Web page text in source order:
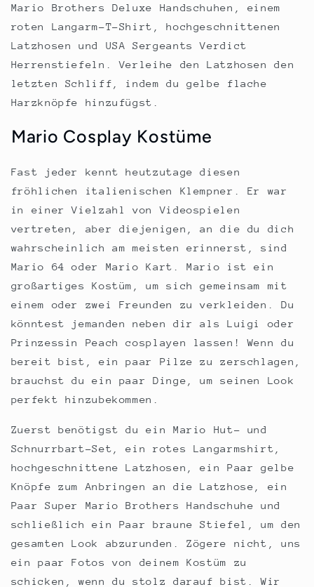
Mario Brothers Deluxe Handschuhen, einem
roten Langarm-T-Shirt, hochgeschnittenen
Latzhosen und USA Sergeants Verdict
Herrenstiefeln. Verleihe den Latzhosen den
letzten Schliff, indem du gelbe flache
Harzknöpfe hinzufügst.
Mario Cosplay Kostüme
Fast jeder kennt heutzutage diesen
fröhlichen italienischen Klempner. Er war
in einer Vielzahl von Videospielen
vertreten, aber diejenigen, an die du dich
wahrscheinlich am meisten erinnerst, sind
Mario 64 oder Mario Kart. Mario ist ein
großartiges Kostüm, um sich gemeinsam mit
einem oder zwei Freunden zu verkleiden. Du
könntest jemanden neben dir als Luigi oder
Prinzessin Peach cosplayen lassen! Wenn du
bereit bist, ein paar Pilze zu zerschlagen,
brauchst du ein paar Dinge, um seinen Look
perfekt hinzubekommen.
Zuerst benötigst du ein Mario Hut- und
Schnurrbart-Set, ein rotes Langarmshirt,
hochgeschnittene Latzhosen, ein Paar gelbe
Knöpfe zum Anbringen an die Latzhose, ein
Paar Super Mario Brothers Handschuhe und
schließlich ein Paar braune Stiefel, um den
gesamten Look abzurunden. Zögere nicht, uns
ein paar Fotos von deinem Kostüm zu
schicken, wenn du stolz darauf bist. Wir